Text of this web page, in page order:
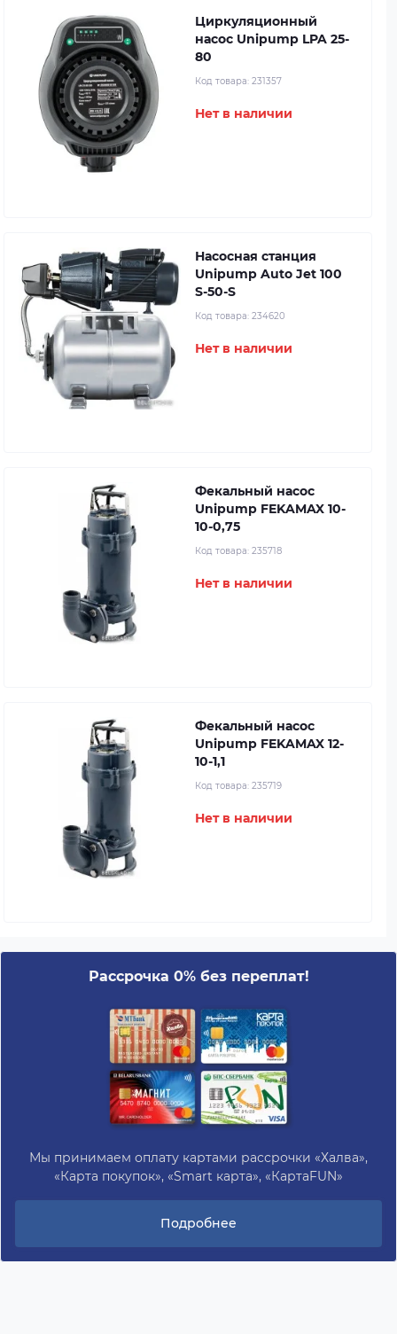
Циркуляционный
насос Unipump LPA 25-
80
Код товара: 231357
Нет в наличии
Насосная станция
Unipump Auto Jet 100
S-50-S
Код товара: 234620
Нет в наличии
Фекальный насос
Unipump FEKAMAX 10-
10-0,75
Код товара: 235718
Нет в наличии
Фекальный насос
Unipump FEKAMAX 12-
10-1,1
Код товара: 235719
Нет в наличии
Рассрочка 0% без переплат!
Мы принимаем оплату картами рассрочки «Халва»,
«Карта покупок», «Smart карта», «КартаFUN»
Подробнее